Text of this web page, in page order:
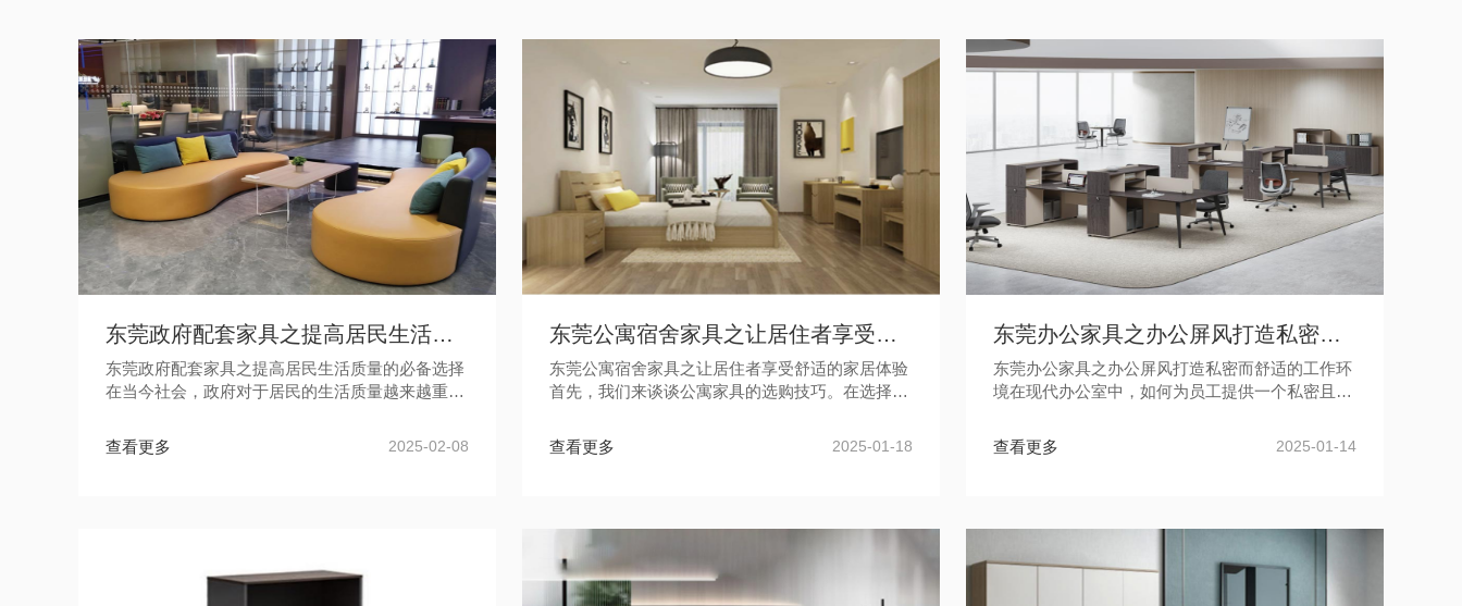
东莞政府配套家具之提高居民生活质量的必备选择
东莞政府配套家具之提高居民生活质量的必备选择
在当今社会，政府对于居民的生活质量越来越重
要的政策措施——政府配套家具。...
查看更多 2025-02-08
东莞公寓宿舍家具之让居住者享受舒适的家居体验
东莞公寓宿舍家具之让居住者享受舒适的家居体验
首先，我们来谈谈公寓家具的选购技巧。在选择公
公寓，多功能家具是一个不错的...
查看更多 2025-01-18
东莞办公家具之办公屏风打造私密而舒适的工作环境
东莞办公家具之办公屏风打造私密而舒适的工作环
境在现代办公室中，如何为员工提供一个私密且舒
种功能多样的办公家具，能够帮...
查看更多 2025-01-14